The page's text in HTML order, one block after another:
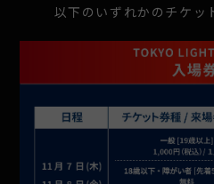
以下のいずれかのチケッ